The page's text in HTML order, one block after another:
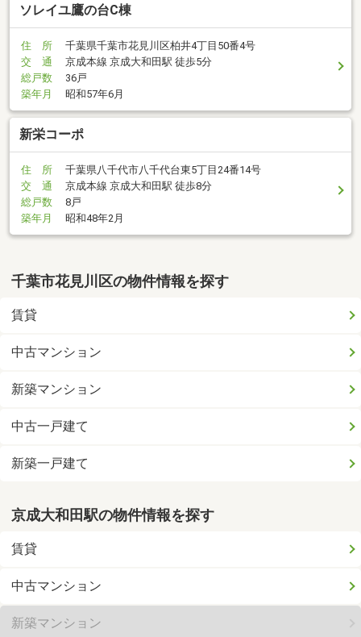
ソレイユ鷹の台C棟
住 所
千葉県千葉市花見川区柏井4丁目50番4号
交 通
京成本線 京成大和田駅 徒歩5分
総戸数
36戸
築年月
昭和57年6月
新栄コーポ
住 所
千葉県八千代市八千代台東5丁目24番14号
交 通
京成本線 京成大和田駅 徒歩8分
総戸数
8戸
築年月
昭和48年2月
千葉市花見川区の物件情報を探す
賃貸
中古マンション
新築マンション
中古一戸建て
新築一戸建て
京成大和田駅の物件情報を探す
賃貸
中古マンション
新築マンション